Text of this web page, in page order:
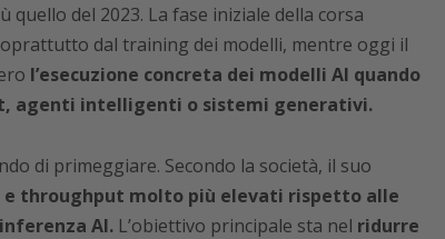
del 2023. La fase iniziale della corsa
dal training dei modelli, mentre oggi il
l’esecuzione concreta dei modelli AI quando
agenti intelligenti o sistemi generativi.
di primeggiare. Secondo la società, il suo
throughput molto più elevati rispetto alle
AI.L’obiettivo principale sta nel ridurre